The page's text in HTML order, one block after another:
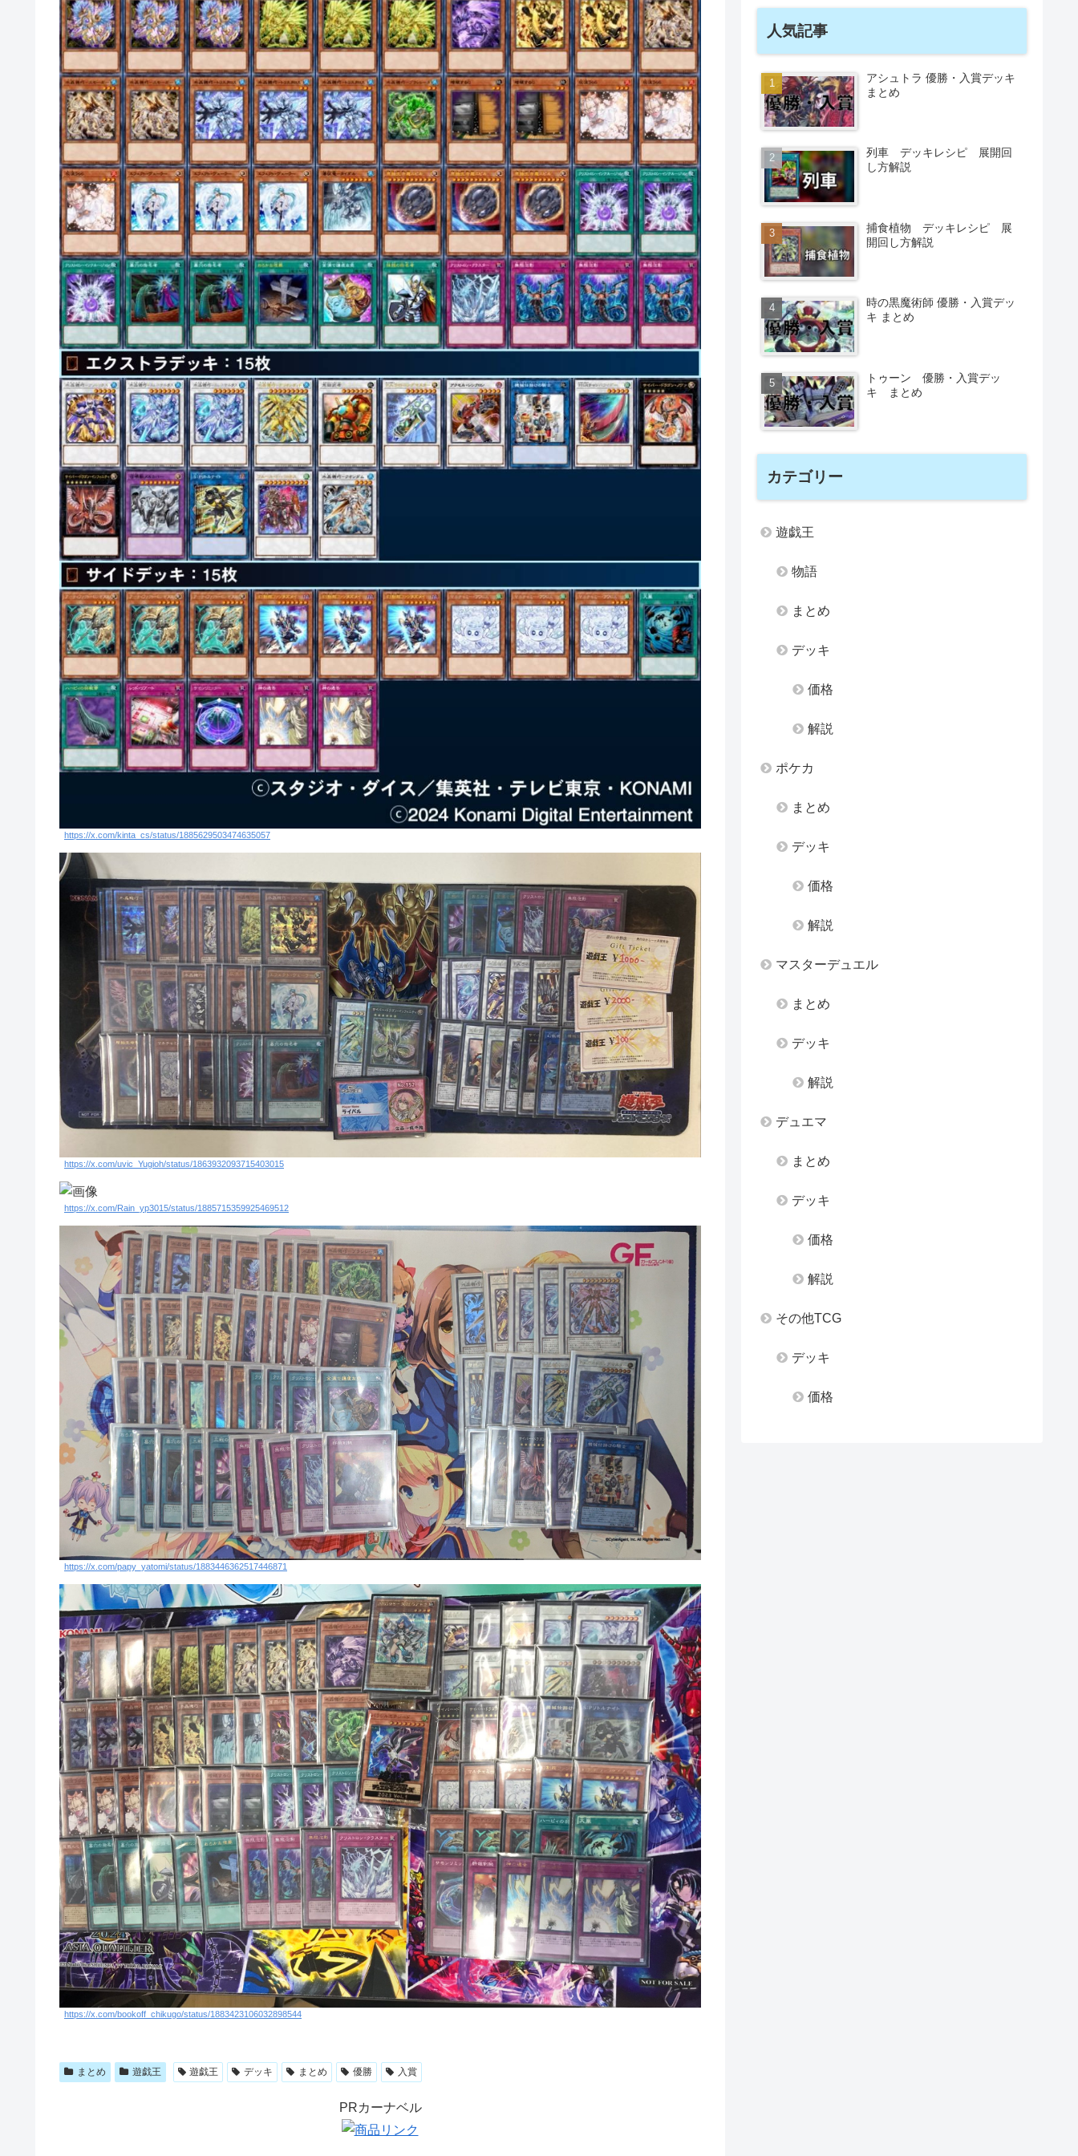
https://x.com/kinta_cs/status/1885629503474635057
https://x.com/uvic_Yugioh/status/1863932093715403015
https://x.com/Rain_yp3015/status/1885715359925469512
https://x.com/papy_yatomi/status/1883446362517446871
https://x.com/bookoff_chikugo/status/1883423106032898544
まとめ 遊戯王 遊戯王 デッキ まとめ 優勝 入賞
PRカーナベル
人気記事
アシュトラ 優勝・入賞デッキ
まとめ
列車 デッキレシピ 展開回
し方解説
捕食植物 デッキレシピ 展
開回し方解説
時の黒魔術師 優勝・入賞デッ
キ まとめ
トゥーン 優勝・入賞デッ
キ まとめ
カテゴリー
遊戯王
物語
まとめ
デッキ
価格
解説
ポケカ
まとめ
デッキ
価格
解説
マスターデュエル
まとめ
デッキ
解説
デュエマ
まとめ
デッキ
価格
解説
その他TCG
デッキ
価格